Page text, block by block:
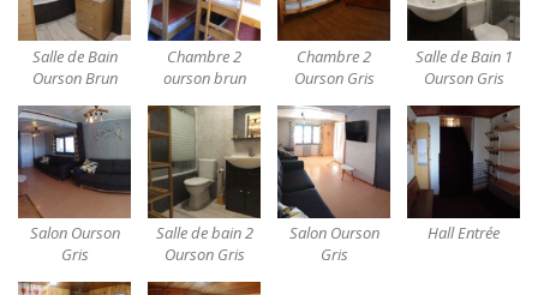
Salle de Bain
Ourson Brun
Chambre 2
ourson brun
Chambre 2
Ourson Gris
Salle de Bain 1
Ourson Gris
Salon Ourson
Gris
Salle de bain 2
Ourson Gris
Salon Ourson
Gris
Hall Entrée